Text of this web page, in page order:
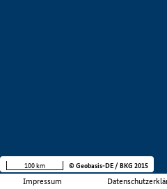
Impressum
100 km © Geobasis-DE / BKG 2015